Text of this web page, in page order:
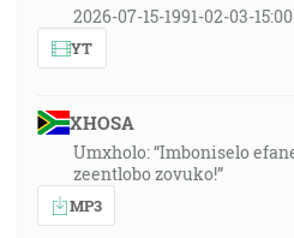
2026-07-15-1991-02-03-
YT
XHOSA
Umxholo: “Imboniselo
zeentlobo zovuko!”
MP3